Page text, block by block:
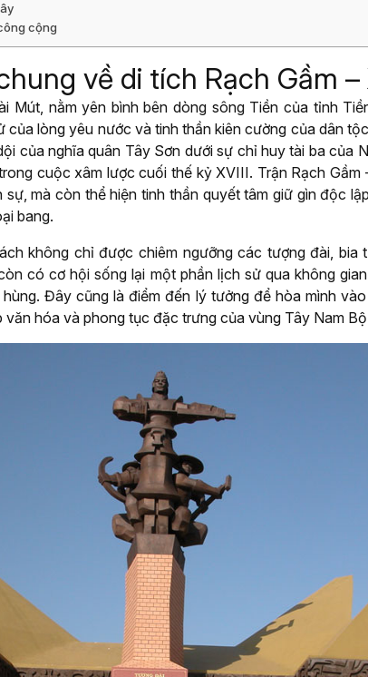
cộng
về di tích Rạch Gầm
Mút, nằm yên bình bên dòng sông Tiền của tỉnh
của lòng yêu nước và tinh thần kiên cường của dân
của nghĩa quân Tây Sơn dưới sự chỉ huy tài ba của
cuộc xâm lược cuối thế kỷ XVIII. Trận Rạch Gầm
sự, mà còn thể hiện tinh thần quyết tâm giữ gìn độc
bang.
không chỉ được chiêm ngưỡng các tượng đài, bia
có cơ hội sống lại một phần lịch sử qua không
Đây cũng là điểm đến lý tưởng để hòa mình
văn hóa và phong tục đặc trưng của vùng Tây Nam